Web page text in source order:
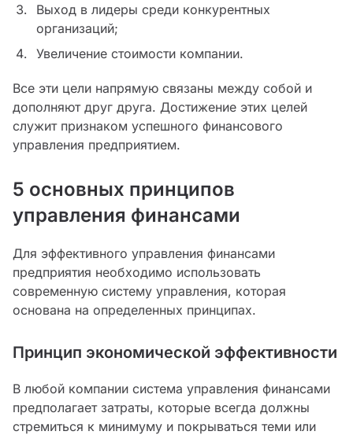
Выход в лидеры среди конкурентных
организаций;
Увеличение стоимости компании.
Все эти цели напрямую связаны между собой и
дополняют друг друга. Достижение этих целей
служит признаком успешного финансового
управления предприятием.
5 основных принципов
управления финансами
Для эффективного управления финансами
предприятия необходимо использовать
современную систему управления, которая
основана на определенных принципах.
Принцип экономической эффективности
В любой компании система управления финансами
предполагает затраты, которые всегда должны
стремиться к минимуму и покрываться теми или